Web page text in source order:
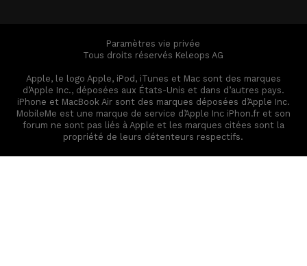
Paramètres vie privée
Tous droits réservés Keleops AG
Apple, le logo Apple, iPod, iTunes et Mac sont des marques
d’Apple Inc., déposées aux États-Unis et dans d’autres pays.
iPhone et MacBook Air sont des marques déposées d’Apple Inc.
MobileMe est une marque de service d’Apple Inc iPhon.fr et son
forum ne sont pas liés à Apple et les marques citées sont la
propriété de leurs détenteurs respectifs.